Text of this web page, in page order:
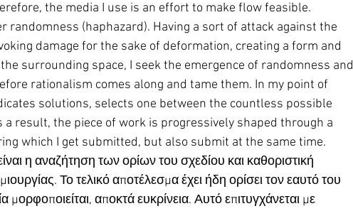
the media I use is an effort to make flow feasible.
randomness (haphazard). Having a sort of attack against the
damage for the sake of deformation, creating a form and
surrounding space, I seek the emergence of randomness and
rationalism comes along and tame them. In my point of
solutions, selects one between the countless possible
a result, the piece of work is progressively shaped through a
which I get submitted, but also submit at the same time.
η αναζήτηση των ορίων του σχεδίου και καθοριστική
Το τελικό αποτέλεσμα έχει ήδη ορίσει τον εαυτό του
αποκτά ευκρίνεια. Αυτό επιτυγχάνεται με